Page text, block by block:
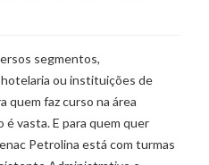
segmentos,
ou instituições de
quem faz curso na área
vasta. E para quem quer
Petrolina está com turmas